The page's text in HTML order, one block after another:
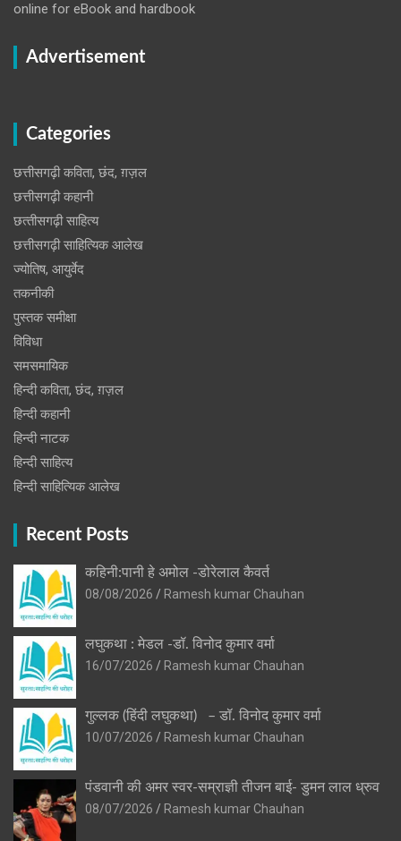
online for eBook and hardbook
Advertisement
Categories
छत्तीसगढ़ी कविता, छंद, ग़ज़ल
छत्तीसगढ़ी कहानी
छत्‍तीसगढ़ी साहित्‍य
छत्तीसगढ़ी साहित्यिक आलेख
ज्योतिष, आयुर्वेद
तकनीकी
पुस्‍तक समीक्षा
विविधा
समसमायिक
हिन्दी कविता, छंद, ग़ज़ल
हिन्दी कहानी
हिन्‍दी नाटक
हिन्दी साहित्य
हिन्दी साहित्यिक आलेख
Recent Posts
कहिनी:पानी हे अमोल -डोरेलाल कैवर्त
08/08/2026
Ramesh kumar Chauhan
लघुकथा : मेडल -डॉ. विनोद कुमार वर्मा
16/07/2026
Ramesh kumar Chauhan
गुल्लक (हिंदी लघुकथा) – डॉ. विनोद कुमार वर्मा
10/07/2026
Ramesh kumar Chauhan
पंडवानी की अमर स्वर-सम्राज्ञी तीजन बाई- डुमन लाल ध्रुव
08/07/2026
Ramesh kumar Chauhan